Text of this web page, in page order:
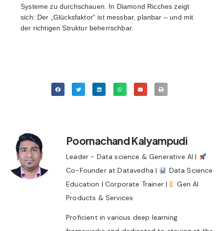
Systeme zu durchschauen. In Diamond Ricches zeigt
sich: Der „Glücksfaktor“ ist messbar, planbar – und mit
der richtigen Struktur beherrschbar.
Poornachand Kalyampudi
Leader - Data science & Generative AI |
Co-Founder at Datavedha |
Data Science
Education | Corporate Trainer |
Gen AI
Products & Services
Proficient in various deep learning